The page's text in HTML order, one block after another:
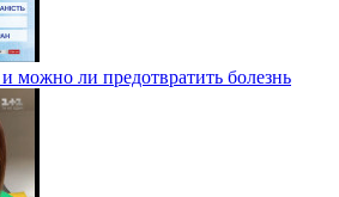
можно ли предотвратить болезнь